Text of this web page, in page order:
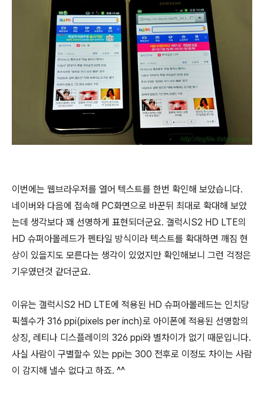
이번에는 웹브라우저를 열어 텍스트를 한번 확인해 보았습니다.
네이버와 다음에 접속해 PC화면으로 바꾼뒤 최대로 확대해 보았
는데 생각보다 꽤 선명하게 표현되더군요. 갤럭시S2 HD LTE의
HD 슈퍼아몰레드가 펜타일 방식이라 텍스트를 확대하면 깨짐 현
상이 있을지도 모른다는 생각이 있었지만 확인해보니 그런 걱정은
기우였던것 같더군요.
이유는 갤럭시S2 HD LTE에 적용된 HD 슈퍼아몰레드는 인치당
픽셀수가 316 ppi(pixels per inch)로 아이폰에 적용된 선명함의
상징, 레티나 디스플레이의 326 ppi와 별차이가 없기 때문입니다.
사실 사람이 구별할수 있는 ppi는 300 전후로 이정도 차이는 사람
이 감지해 낼수 없다고 하죠. ^^